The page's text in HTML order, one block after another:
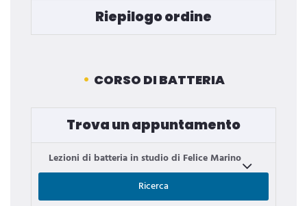
Riepilogo ordine
CORSO DI BATTERIA
Trova un appuntamento
Lezioni di batteria in studio di Felice Marino
Ricerca